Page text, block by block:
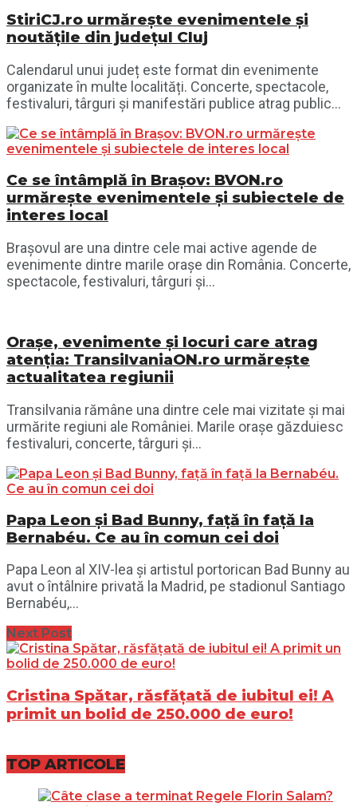
StiriCJ.ro urmărește evenimentele și
noutățile din județul Cluj
Calendarul unui județ este format din evenimente
organizate în multe localități. Concerte, spectacole,
festivaluri, târguri și manifestări publice atrag public...
Ce se întâmplă în Brașov: BVON.ro
urmărește evenimentele și subiectele de
interes local
Brașovul are una dintre cele mai active agende de
evenimente dintre marile orașe din România. Concerte,
spectacole, festivaluri, târguri și...
Orașe, evenimente și locuri care atrag
atenția: TransilvaniaON.ro urmărește
actualitatea regiunii
Transilvania rămâne una dintre cele mai vizitate și mai
urmărite regiuni ale României. Marile orașe găzduiesc
festivaluri, concerte, târguri și...
Papa Leon și Bad Bunny, față în față la
Bernabéu. Ce au în comun cei doi
Papa Leon al XIV-lea și artistul portorican Bad Bunny au
avut o întâlnire privată la Madrid, pe stadionul Santiago
Bernabéu,...
Next Post
Cristina Spătar, răsfățată de iubitul ei! A
primit un bolid de 250.000 de euro!
TOP ARTICOLE